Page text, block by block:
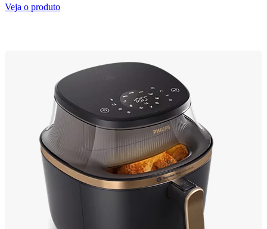
Veja o produto